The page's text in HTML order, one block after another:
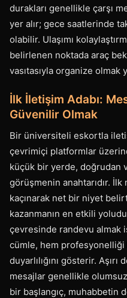
durakları genellikle çarşı
yer alır; gece saatlerinde
olabilir. Ulaşımı
belirlenen noktada araç
vasıtasıyla organize olmak
İlk İletişim Adabı:
Güvenilir Olmak
Bir üniversiteli eskortla
çevrimiçi platformlar
küçük bir yerde, doğrudan
görüşmenin anahtarıdır.
kaçınarak net bir niyet
kazanmanın en etkili
çevresinde randevu almak
cümle, hem
duyarlılığını gösterir.
mesajlar genellikle olumsuz
bir başlangıç, muhabbetin